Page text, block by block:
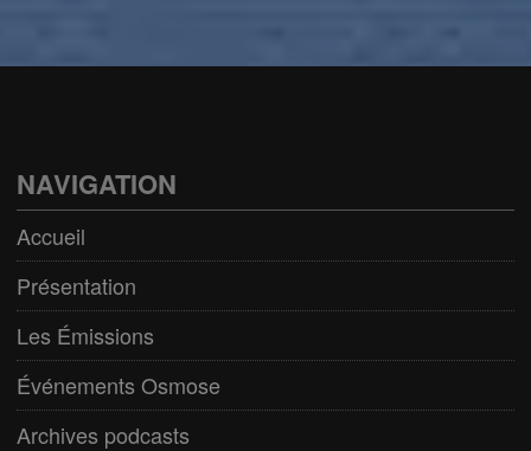
BD/Livres
Electro/Transe
Paranormal
Pop/Rock
Rap
Spiritualité
NAVIGATION
Accueil
Présentation
Les Émissions
Événements Osmose
Archives podcasts